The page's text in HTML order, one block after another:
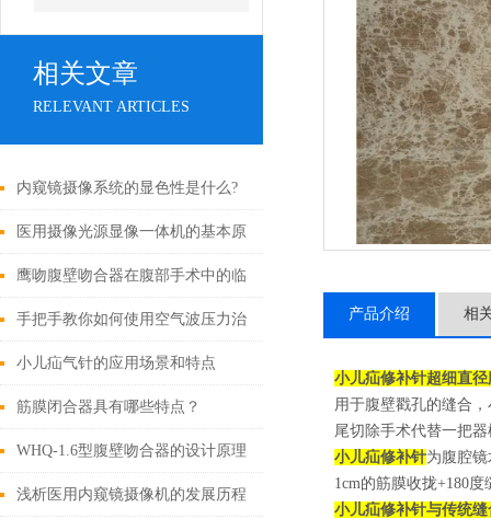
相关文章
RELEVANT ARTICLES
内窥镜摄像系统的显色性是什么?
医用摄像光源显像一体机的基本原
理与构成
鹰吻腹壁吻合器在腹部手术中的临
床应用
手把手教你如何使用空气波压力治
疗仪
小儿疝气针的应用场景和特点
筋膜闭合器具有哪些特点？
WHQ-1.6型腹壁吻合器的设计原理
与应用
浅析医用内窥镜摄像机的发展历程
产品介绍 相
小儿疝修补针超细直
用于腹壁戳孔的缝合
尾切除手术代替一把器
小儿疝修补针为腹腔
1cm的筋膜收拢+180度
小儿疝修补针与传统